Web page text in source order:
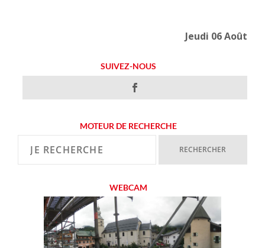
Jeudi 06 Août
SUIVEZ-NOUS
MOTEUR DE RECHERCHE
WEBCAM